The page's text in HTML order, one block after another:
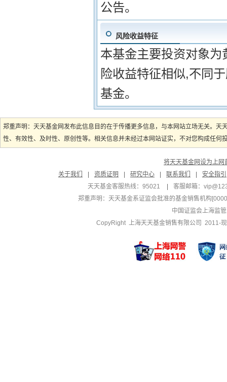
公告。
风险收益特征
本基金主要投资对象
险收益特征相似,不同
基金。
郑重声明：天天基金网发布此信息目的在于传播更多信息，与本网站立场无关。
性、有效性、及时性、原创性等。相关信息并未经过本网站证实，不对您构成任
将天天基金网设为上网
关于我们
资质证明 研究中心 联系我们
安全指引
天天基金客服热线：95021
客服邮箱：
郑重声明： 天天基金系证监会批准的基金销售机构
中国证监会上海监
CopyRight 上海天天基金销售有限公司 2011-